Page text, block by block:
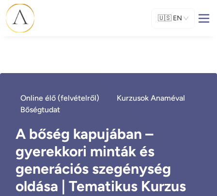
🇺🇸 EN
Online élő (felvételről)
Kurzusok Anaméval
Bőségtudat
A bőség kapujában –
gyerekkori minták és
generációs szegénység
oldása | Tematikus Kurzus